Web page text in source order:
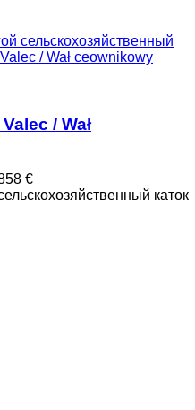
сельскохозяйственный
/ Wał ceownikowy
/ Wał
€
каток